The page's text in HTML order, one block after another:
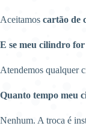
Aceitamos cartão de
E se meu cilindro
Atendemos qualquer
Quanto tempo meu
Nenhum. A troca é